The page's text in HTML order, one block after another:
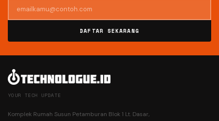
DAFTAR SEKARANG
YOUR TECH UPDATE
Komplek Rumah Susun Petamburan Blok 1 Lt. Dasar,